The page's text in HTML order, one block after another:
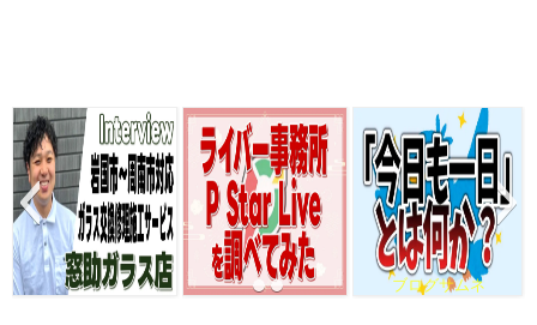
ブログサムネ